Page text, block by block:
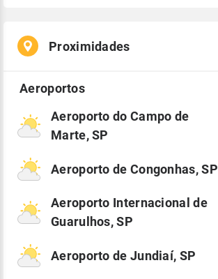
Proximidades
Aeroporto do Campo de
Marte, SP
Aeroporto de Congonhas, SP
Aeroporto Internacional de
Guarulhos, SP
Aeroporto de Jundiaí, SP